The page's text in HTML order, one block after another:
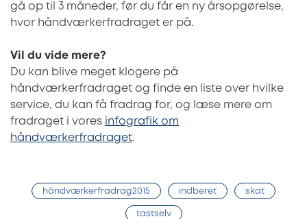
gå op til 3 måneder, før du får en ny årsopgørelse,
hvor håndværkerfradraget er på.
Vil du vide mere?
Du kan blive meget klogere på
håndværkerfradraget og finde en liste over hvilke
service, du kan få fradrag for, og læse mere om
fradraget i vores infografik om
håndværkerfradraget.
håndværkerfradrag2015 indberet skat
tastselv